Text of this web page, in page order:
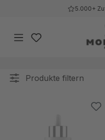
Zum Hauptinhalt springen
5.000+
Du hast 0
Produkte filtern